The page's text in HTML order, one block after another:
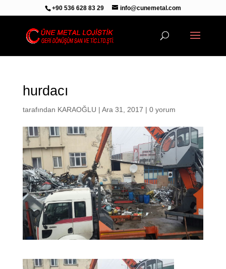
+90 536 628 83 29 info@cunemetal.com
hurdacı
tarafından KARAOĞLU | Ara 31, 2017 | 0 yorum